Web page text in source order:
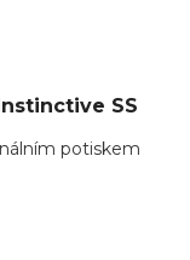
SS
potiskem